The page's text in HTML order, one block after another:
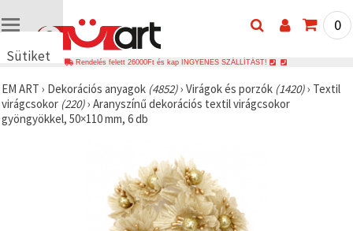
Sütiket
🍪 Cookie-
kat és
hasonló
0
Rendelés felett 26000Ft és kap INGYENES SZÁLLÍTÁST!
EM ART › Dekorációs anyagok (4852)› Virágok és porzók (1420)› Textil
virágcsokor (220)› Aranyszínű dekorációs textil virágcsokor
gyöngyökkel, 50×110 mm, 6 db